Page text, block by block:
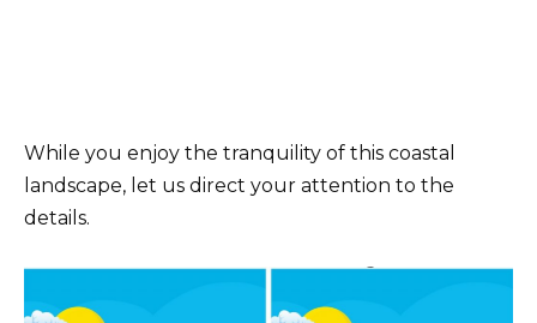
While you enjoy the tranquility of this coastal
landscape, let us direct your attention to the
details.